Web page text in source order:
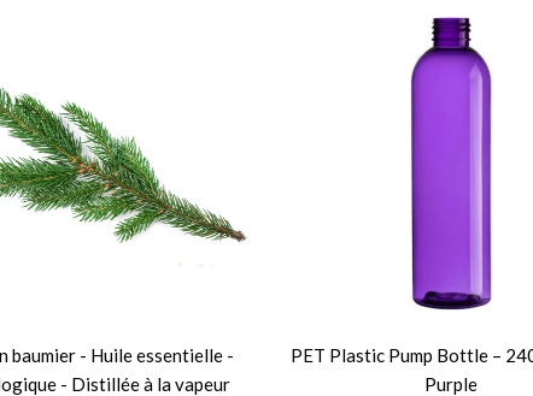
baumier - Huile essentielle -
- Distillée à la vapeur
PET Plastic Pump Bottle –
Purple